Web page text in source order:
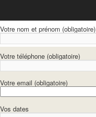
Votre nom et prénom (obligatoire)
Votre téléphone (obligatoire)
Votre email (obligatoire)
Vos dates